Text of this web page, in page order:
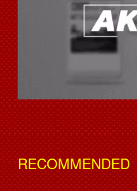
RECOMMENDED